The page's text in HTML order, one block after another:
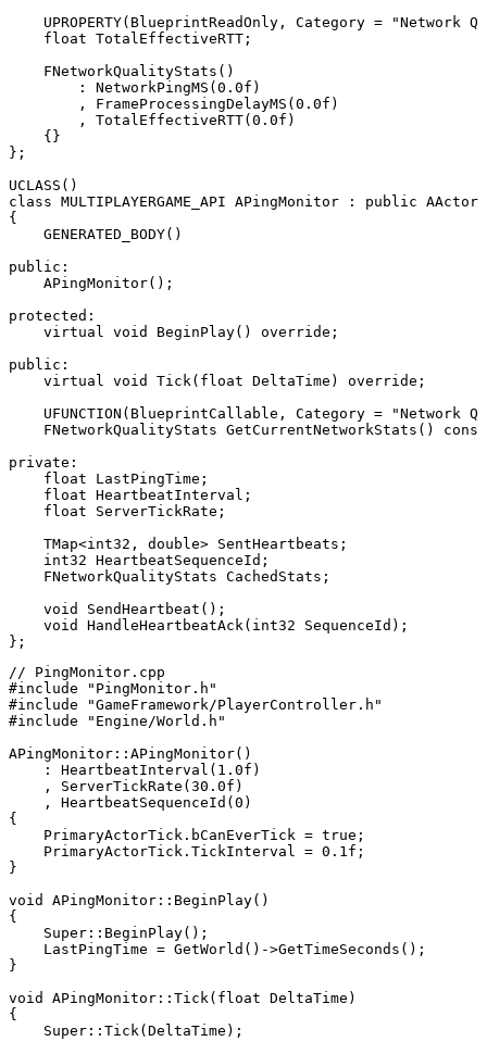
UPROPERTY(BlueprintReadOnly, Category = "Network
    float TotalEffectiveRTT;
    FNetworkQualityStats()
        : NetworkPingMS(0.0f)
        , FrameProcessingDelayMS(0.0f)
        , TotalEffectiveRTT(0.0f)
    {}
};
UCLASS()
class MULTIPLAYERGAME_API APingMonitor : public AActor
{
    GENERATED_BODY()
public:
    APingMonitor();
protected:
    virtual void BeginPlay() override;
public:
    virtual void Tick(float DeltaTime) override;
UFUNCTION(BlueprintCallable, Category = "Network
FNetworkQualityStats GetCurrentNetworkStats()
private:
    float LastPingTime;
    float HeartbeatInterval;
    float ServerTickRate;
    TMap<int32, double> SentHeartbeats;
    int32 HeartbeatSequenceId;
    FNetworkQualityStats CachedStats;
    void SendHeartbeat();
    void HandleHeartbeatAck(int32 SequenceId);
// PingMonitor.cpp
#include "PingMonitor.h"
#include "GameFramework/PlayerController.h"
#include "Engine/World.h"
APingMonitor::APingMonitor()
    : HeartbeatInterval(1.0f)
    , ServerTickRate(30.0f)
    , HeartbeatSequenceId(0)
{
    PrimaryActorTick.bCanEverTick = true;
    PrimaryActorTick.TickInterval = 0.1f;
}
void APingMonitor::BeginPlay()
{
    Super::BeginPlay();
    LastPingTime = GetWorld()->GetTimeSeconds();
}
void APingMonitor::Tick(float DeltaTime)
{
    Super::Tick(DeltaTime);